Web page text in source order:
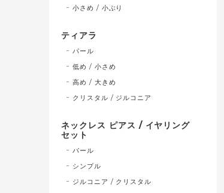
小さめ / 小ぶり
ティアラ
パール
低め / 小さめ
高め / 大きめ
クリスタル / ジルコニア
ネックレス ピアス / イヤリング
セット
パール
シンプル
ジルコニア / クリスタル